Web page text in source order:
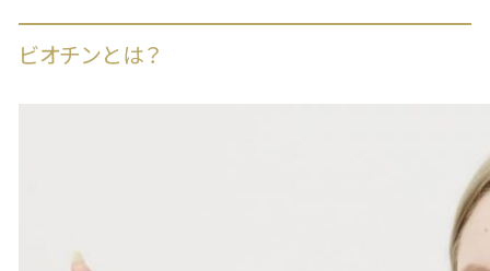
ビオチンとは？